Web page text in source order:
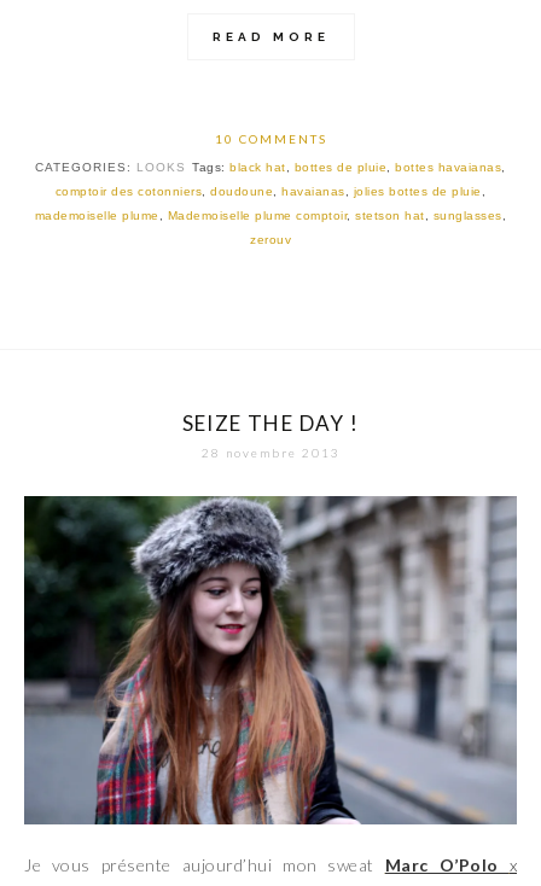
READ MORE
10 COMMENTS
CATEGORIES: LOOKS Tags:black hat, bottes de pluie,bottes havaianas,
comptoir des cotonniers,doudoune,havaianas, jolies bottes de pluie ,
mademoiselle plume , Mademoiselle plume comptoir,stetson hat, sunglasses,
zerouv
SEIZE THE DAY !
28 novembre 2013
Je vous présente aujourd’hui mon sweat Marc O’Polo x